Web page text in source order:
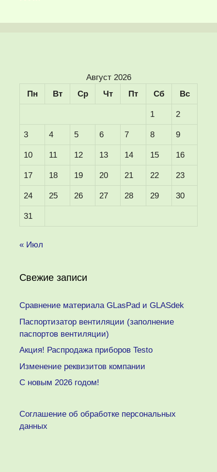
Август 2026
Пн
Вт Ср Чт Пт Сб Вс
1 2
3 4 5 6 7 8 9
10 11 12 13 14 15 16
17 18 19 20 21 22 23
24 25 26 27 28 29 30
31
« Июл
Свежие записи
Сравнение материала GLasPad и GLASdek
Паспортизатор вентиляции (заполнение
паспортов вентиляции)
Акция! Распродажа приборов Testo
Изменение реквизитов компании
C новым 2026 годом!
Соглашение об обработке персональных
данных